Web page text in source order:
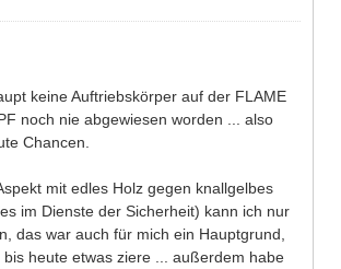
keine Auftriebskörper auf der FLAME
noch nie abgewiesen worden ... also
Chancen.
mit edles Holz gegen knallgelbes
im Dienste der Sicherheit) kann ich nur
das war auch für mich ein Hauptgrund,
heute etwas ziere ... außerdem habe